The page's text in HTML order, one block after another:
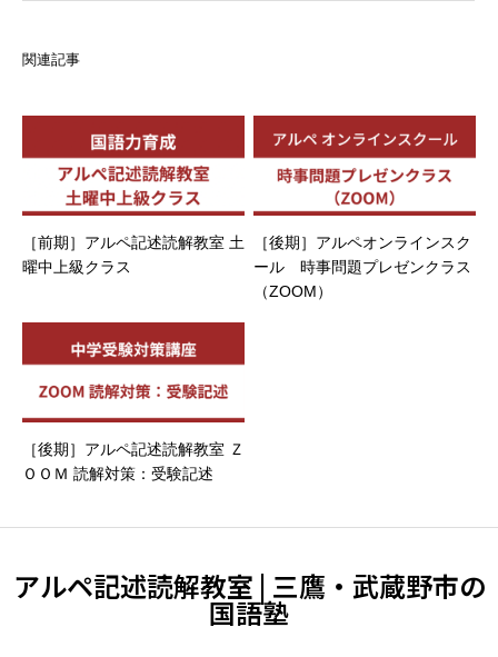
関連記事
［前期］アルペ記述読解教室 土
曜中上級クラス
［後期］アルペオンラインスク
ール 時事問題プレゼンクラス
（ZOOM）
［後期］アルペ記述読解教室 Ｚ
ＯＯＭ 読解対策：受験記述
アルペ記述読解教室 | 三鷹・武蔵野市の
国語塾